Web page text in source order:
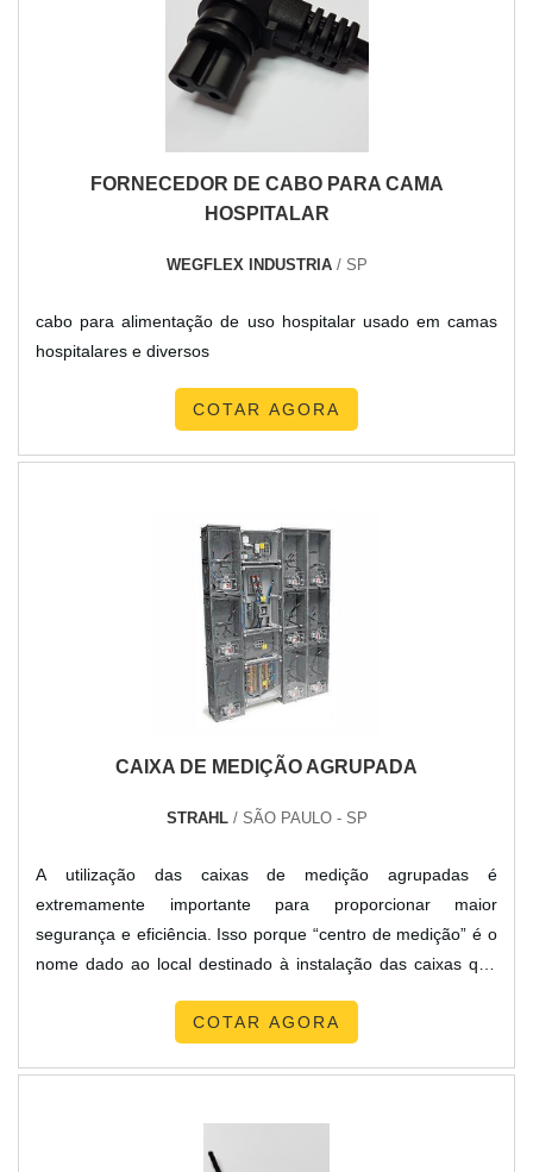
TBR Transformadores tem tudo que se precisa para
fabricação de transformadores. Líder em qualidade, eles
oferecem uma variedade de itens como autotransformador
energia solar e transformador isolador trifásico com ótima
inovadores. A TBR Transformadores tem se destacado da
concorrência pela seriedade e qualidade que garante uma
entrega de excelência de ponta a ponta.
FORNECEDOR DE CABO PARA CAMA
HOSPITALAR
WEGFLEX INDUSTRIA/ SP
cabo para alimentação de uso hospitalar usado em camas
hospitalares e diversos
COTAR AGORA
CAIXA DE MEDIÇÃO AGRUPADA
STRAHL/ SÃO PAULO - SP
A utilização das caixas de medição agrupadas é
extremamente importante para proporcionar maior
segurança e eficiência. Isso porque “centro de medição” é o
nome dado ao local destinado à instalação das caixas que
energia elétrica e caixas em que os medidores de
COTAR AGORA